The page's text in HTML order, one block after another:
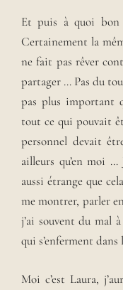
Et puis à quoi bon
Certainement la
ne fait pas rêver
partager … Pas du
pas plus important
tout ce qui pouvait
personnel devait
ailleurs qu’en moi
aussi étrange que
me montrer, parler
j’ai souvent du mal
qui s’enferment dans
Moi c’est Laura,